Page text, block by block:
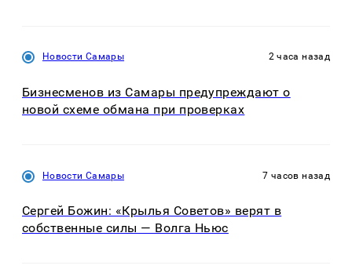
Новости Самары 2 часа назад
Бизнесменов из Самары предупреждают о
новой схеме обмана при проверках
Новости Самары 7 часов назад
Сергей Божин: «Крылья Советов» верят в
собственные силы — Волга Ньюс